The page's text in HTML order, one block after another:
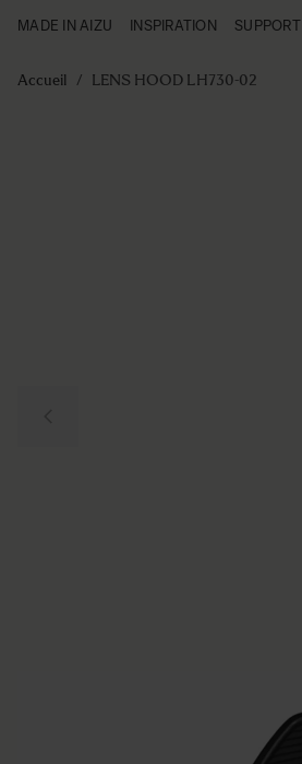
Made in Aizu
Support
MADE IN AIZU INSPIRATION SUPPORT
Accueil / LENS HOOD LH730-02